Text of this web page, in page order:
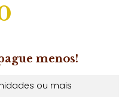
menos!
ou mais